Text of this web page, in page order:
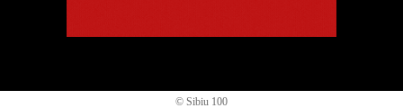
© Sibiu 100